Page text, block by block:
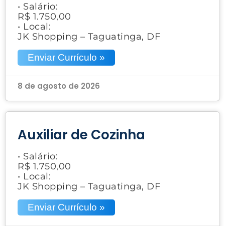
• Salário:
R$ 1.750,00
• Local:
JK Shopping – Taguatinga, DF
Enviar Currículo »
8 de agosto de 2026
Auxiliar de Cozinha
• Salário:
R$ 1.750,00
• Local:
JK Shopping – Taguatinga, DF
Enviar Currículo »